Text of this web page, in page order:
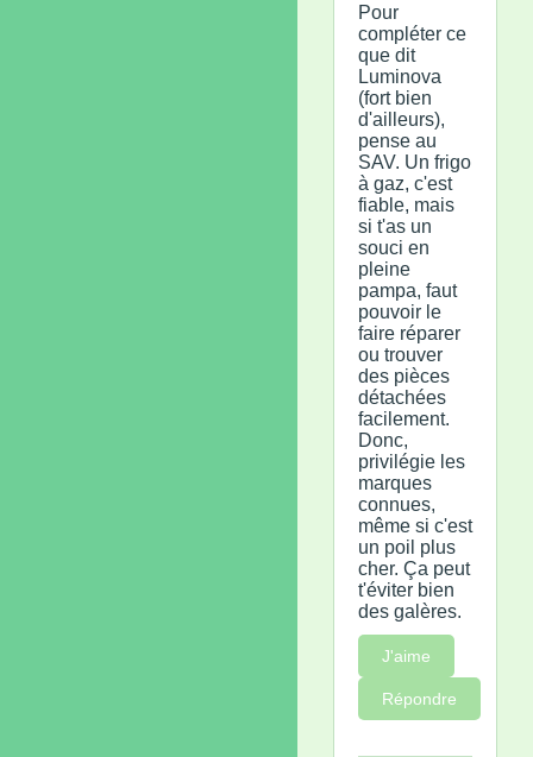
Pour
compléter ce
que dit
Luminova
(fort bien
d'ailleurs),
pense au
SAV. Un frigo
à gaz, c'est
fiable, mais
si t'as un
souci en
pleine
pampa, faut
pouvoir le
faire réparer
ou trouver
des pièces
détachées
facilement.
Donc,
privilégie les
marques
connues,
même si c'est
un poil plus
cher. Ça peut
t'éviter bien
des galères.
J'aime
Répondre